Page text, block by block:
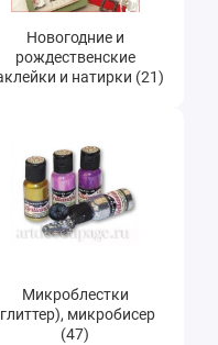
Новогодние и
рождественские
и натирки (21)
Микроблестки
микробисер
(47)